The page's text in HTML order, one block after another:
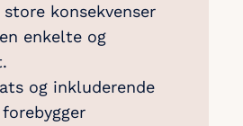
konsekvenser
enkelte og
og inkluderende